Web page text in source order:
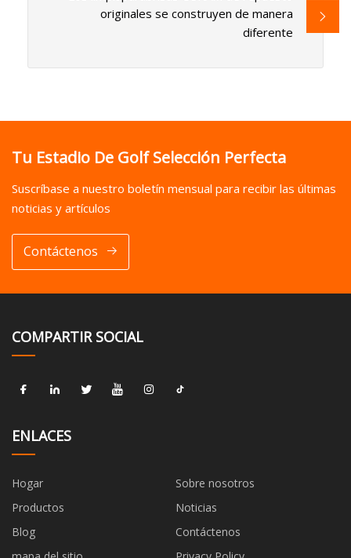
originales se construyen de manera
diferente
Tu Estadio De Golf Selección Perfecta
Suscríbase a nuestro boletín mensual para recibir las últimas
noticias y artículos
Contáctenos
COMPARTIR SOCIAL
ENLACES
Hogar
Sobre nosotros
Productos
Noticias
Blog
Contáctenos